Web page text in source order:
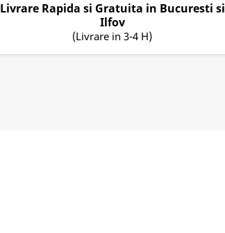
Livrare Rapida si Gratuita in Bucuresti si
Ilfov
(Livrare in 3-4 H)